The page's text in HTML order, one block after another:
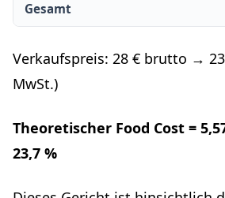
Gesamt
Verkaufspreis: 28 € brutto →
MwSt.)
Theoretischer Food Cost =
23,7 %